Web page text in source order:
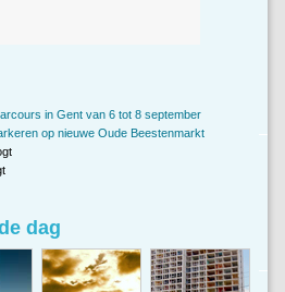
in Gent van 6 tot 8 september
op nieuwe Oude Beestenmarkt
dag